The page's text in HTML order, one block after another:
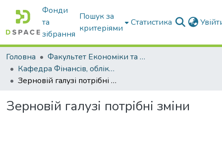
Фонди
та
зібрання
Пошук за
критеріями
Статистика
Головна
Факультет Економіки та бізнесу
Кафедра Фінансів, обліку і оподаткування
Зерновій галузі потрібні зміни
Зерновій галузі потрібні зміни